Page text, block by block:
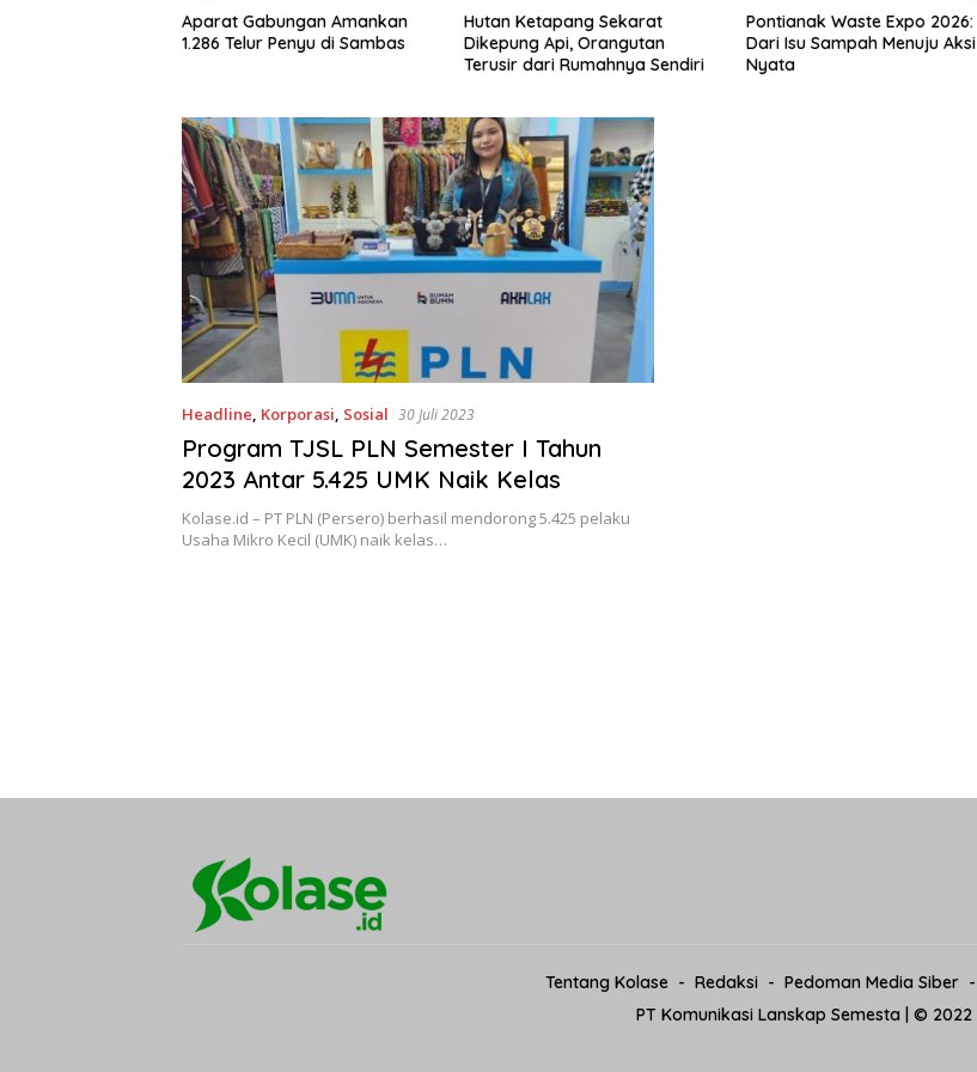
Aparat Gabungan Amankan
1.286 Telur Penyu di Sambas
Hutan Ketapang Sekarat
Dikepung Api, Orangutan
Terusir dari Rumahnya Sendiri
Pontianak Waste Expo 2026:
Dari Isu Sampah Menuju Aksi
Nyata
Headline, Korporasi, Sosial 30 Juli 2023
Program TJSL PLN Semester I Tahun
2023 Antar 5.425 UMK Naik Kelas
Kolase.id – PT PLN (Persero) berhasil mendorong 5.425 pelaku
Usaha Mikro Kecil (UMK) naik kelas…
Tentang Kolase Redaksi Pedoman Media Siber
PT Komunikasi Lanskap Semesta | © 2022